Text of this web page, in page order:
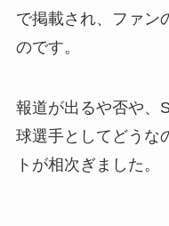
で掲載され、ファン
のです。
報道が出るや否や、
球選手としてどうな
トが相次ぎました。